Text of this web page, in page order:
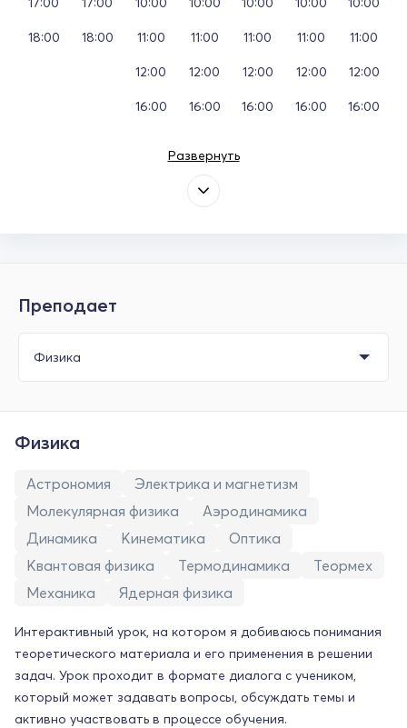
18:00 18:00 11:00
12:00
16:00
11:00
12:00
16:00
11:00
12:00
16:00
11:00
12:00
16:00
11:00
12:00
16:00
Развернуть
Преподает
Физика
Астрономия
Электрика и магнетизм
Молекулярная физика
Аэродинамика
Динамика
Кинематика
Оптика
Квантовая физика
Термодинамика
Теормех
Механика
Ядерная физика
Интерактивный урок, на котором я добиваюсь понимания
теоретического материала и его применения в решении
задач. Урок проходит в формате диалога с учеником,
который может задавать вопросы, обсуждать темы и
активно участвовать в процессе обучения.